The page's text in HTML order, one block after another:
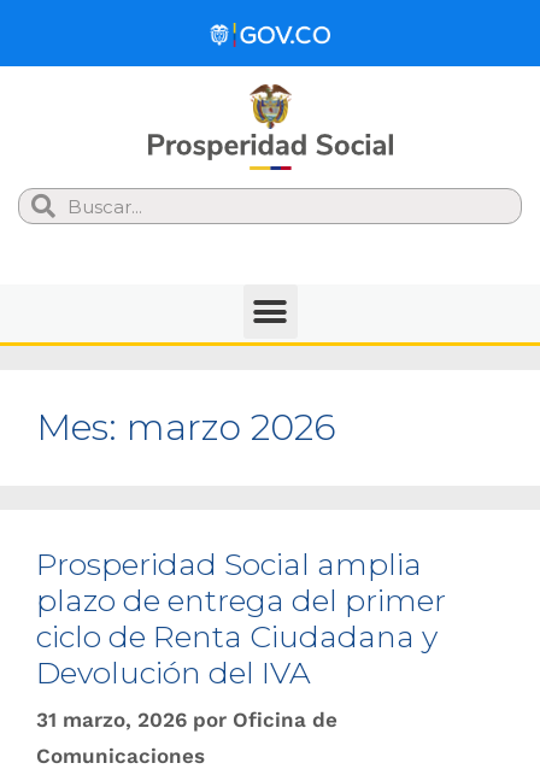
Search
Mes: marzo 2026
Prosperidad Social amplia
plazo de entrega del primer
ciclo de Renta Ciudadana y
Devolución del IVA
31 marzo, 2026 por Oficina de
Comunicaciones